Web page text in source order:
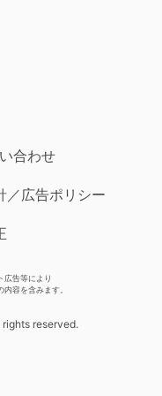
合わせ
／広告ポリシー
広告等により
容を含みます。
reserved.